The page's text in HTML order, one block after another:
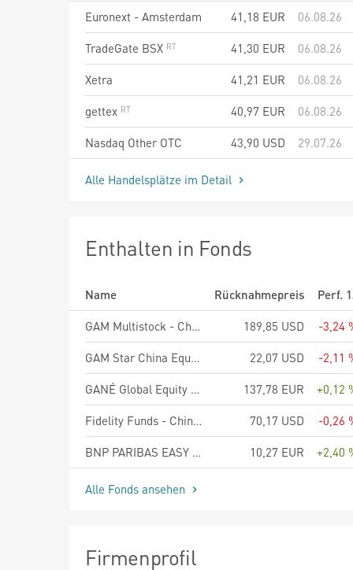
Euronext - Amsterdam
41,18 EUR
06.08.26
TradeGate BSX
41,30 EUR
06.08.26
Xetra
41,21 EUR
06.08.26
gettex
40,97 EUR
06.08.26
Nasdaq Other OTC
43,90 USD 29.07.26
Alle Handelsplätze im Detail
Enthalten in Fonds
Name Rücknahmepreis
Perf.
GAM Multistock - China Evolution Equity USD B
189,85 USD
-3,24
GAM Star China Equity Ordinary Acc - USD
22,07 USD
-2,11
GANÉ Global Equity Fund - Aktienklasse D
137,78 EUR
+0,12
Fidelity Funds - China Focus Fund A-USD
70,17 USD
-0,26
BNP PARIBAS EASY EUR Overnight UCITS ETF Capitalisation
10,27 EUR +2,40
Alle Fonds ansehen
Firmenprofil